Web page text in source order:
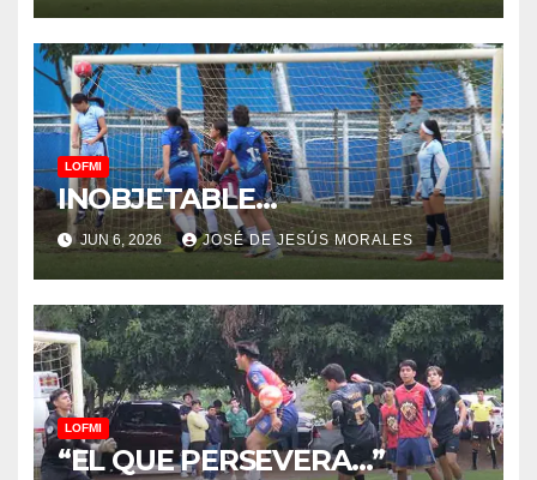
LOFMI
INOBJETABLE…
JUN 6, 2026 JOSÉ DE JESÚS MORALES
LOFMI
“EL QUE PERSEVERA…”